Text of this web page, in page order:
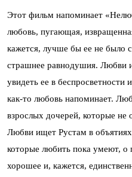
Этот фильм напоминает
любовь, пугающая,
кажется, лучше бы ее не было
страшнее равнодушия. Любви
увидеть ее в беспросветности
как-то любовь напоминает.
взрослых дочерей, которые не
Любви ищет Рустам в
которые любить пока умеют, о
хорошее и, кажется,